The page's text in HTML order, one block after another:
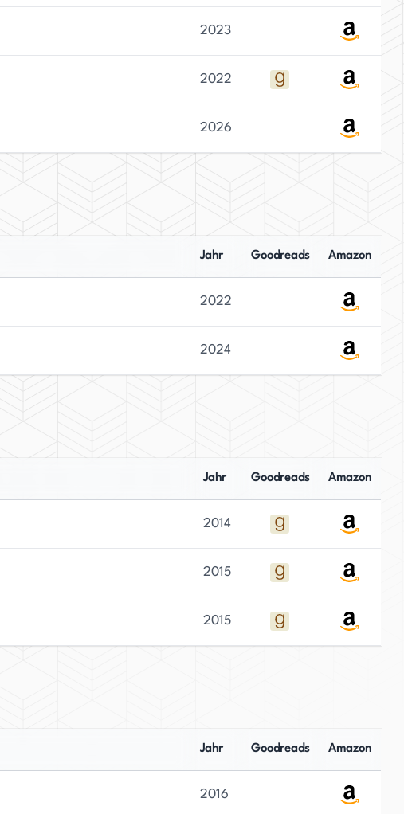
2023
2022
2026
Jahr Goodreads Amazon
2022
2024
Jahr Goodreads Amazon
2014
2015
2015
Jahr Goodreads Amazon
2016